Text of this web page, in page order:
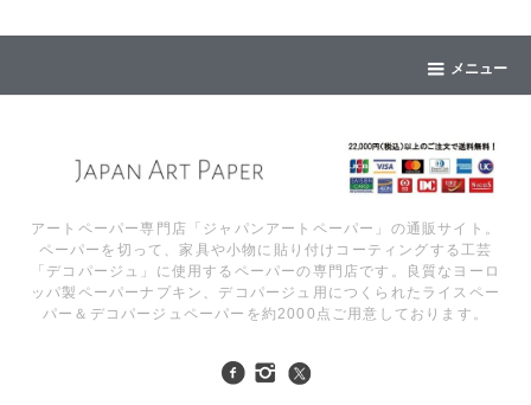
メニュー
アートペーパー専門店「ジャパンアートペーパー」の通販サイト。
ペーパーを切って、家具や小物に貼り付けコーティングする工芸
「デコパージュ」に使用するペーパーの専門店です。良質なヨーロ
ッパ製ペーパーナプキン、デコパージュ用につくられたライスペー
パー＆デコパージュペーパーを約2000点ご用意しております。